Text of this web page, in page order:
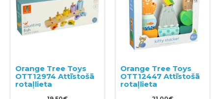
Orange Tree Toys
OTT12974 Attīstošā
rotaļlieta
Orange Tree Toys
OTT12447 Attīstošā
rotaļlieta